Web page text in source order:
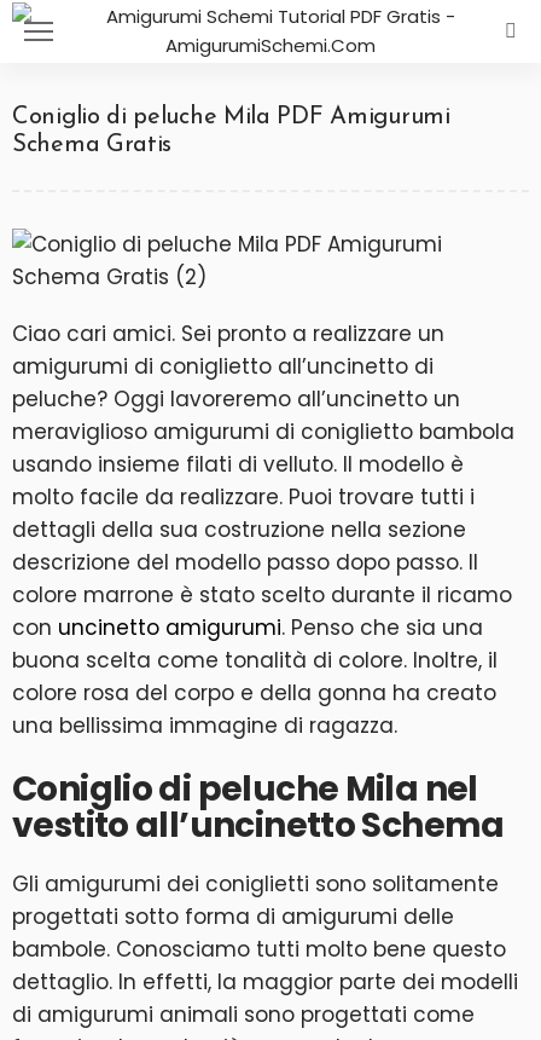
Coniglio di peluche Mila PDF Amigurumi
Schema Gratis
Ciao cari amici. Sei pronto a realizzare un
amigurumi di coniglietto all’uncinetto di
peluche? Oggi lavoreremo all’uncinetto un
meraviglioso amigurumi di coniglietto bambola
usando insieme filati di velluto. Il modello è
molto facile da realizzare. Puoi trovare tutti i
dettagli della sua costruzione nella sezione
descrizione del modello passo dopo passo. Il
colore marrone è stato scelto durante il ricamo
con uncinetto amigurumi. Penso che sia una
buona scelta come tonalità di colore. Inoltre, il
colore rosa del corpo e della gonna ha creato
una bellissima immagine di ragazza.
Coniglio di peluche Mila nel
vestito all’uncinetto Schema
Gli amigurumi dei coniglietti sono solitamente
progettati sotto forma di amigurumi delle
bambole. Conosciamo tutti molto bene questo
dettaglio. In effetti, la maggior parte dei modelli
di amigurumi animali sono progettati come